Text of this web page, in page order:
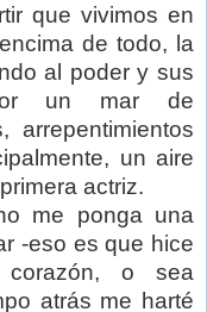
que vivimos en
de todo, la
al poder y sus
por un mar de
arrepentimientos
un aire
actriz.
me ponga una
-eso es que hice
o sea
atrás me harté